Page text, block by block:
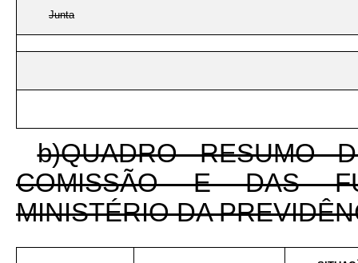
Junta
b)QUADRO RESUMO
COMISSÃO E DAS
MINISTÉRIO DA